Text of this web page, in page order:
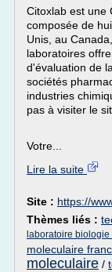
Citoxlab est une
composée de
Unis, au
laboratoires
d'évaluation de
sociétés
industries
pas à visiter le
Votre...
Lire la suite
Site : https://
Thèmes liés :
laboratoire
moleculaire
moleculaire /